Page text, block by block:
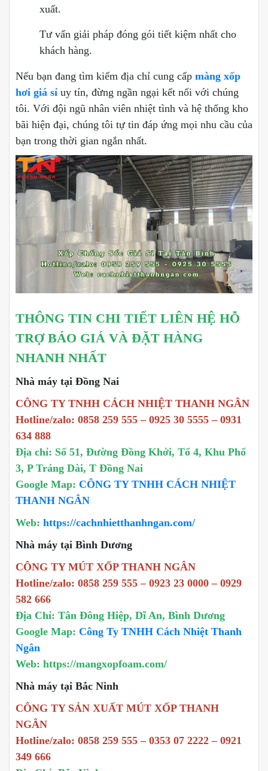
xuất.
Tư vấn giải pháp đóng gói tiết kiệm nhất cho
khách hàng.
Nếu bạn đang tìm kiếm địa chỉ cung cấp màng xốp
hơi giá sỉ uy tín, đừng ngần ngại kết nối với chúng
tôi. Với đội ngũ nhân viên nhiệt tình và hệ thống kho
bãi hiện đại, chúng tôi tự tin đáp ứng mọi nhu cầu của
bạn trong thời gian ngắn nhất.
THÔNG TIN CHI TIẾT LIÊN HỆ HỖ
TRỢ BÁO GIÁ VÀ ĐẶT HÀNG
NHANH NHẤT
Nhà máy tại Đồng Nai
CÔNG TY TNHH CÁCH NHIỆT THANH NGÂN
Hotline/zalo: 0858 259 555 – 0925 30 5555 – 0931
634 888
Địa chỉ: Số 51, Đường Đồng Khởi, Tổ 4, Khu Phố
3, P Trảng Dài, T Đồng Nai
Google Map: CÔNG TY TNHH CÁCH NHIỆT
THANH NGÂN
Web: https://cachnhietthanhngan.com/
Nhà máy tại Bình Dương
CÔNG TY MÚT XỐP THANH NGÂN
Hotline/zalo: 0858 259 555 – 0923 23 0000 – 0929
582 666
Địa Chỉ: Tân Đông Hiệp, Dĩ An, Bình Dương
Google Map: Công Ty TNHH Cách Nhiệt Thanh
Ngân
Web: https://mangxopfoam.com/
Nhà máy tại Bắc Ninh
CÔNG TY SẢN XUẤT MÚT XỐP THANH
NGÂN
Hotline/zalo: 0858 259 555 – 0353 07 2222 – 0921
349 666